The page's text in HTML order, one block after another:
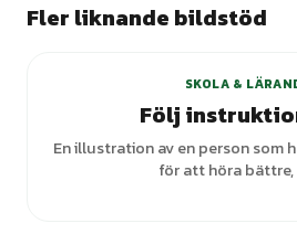
Fler liknande bildstöd
SKOLA &
Följ
En illustration av en person som
för att höra bättre,